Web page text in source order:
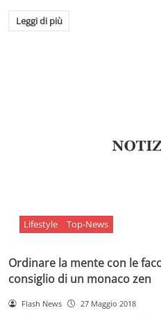
Leggi di più
Lifestyle Top-News
Ordinare la mente con le
consiglio di un monaco zen
Flash News 27 Maggio 2018